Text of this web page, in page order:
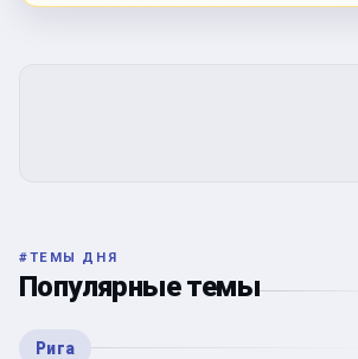
#ТЕМЫ ДНЯ
Популярные темы
Рига